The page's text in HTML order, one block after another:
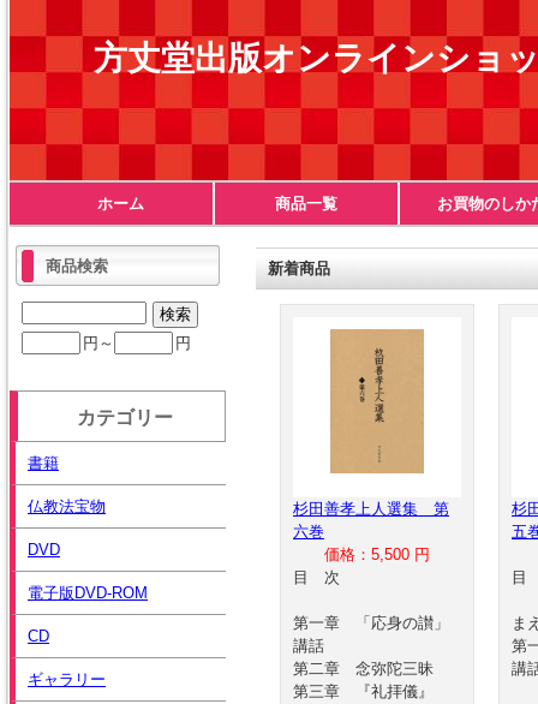
方丈堂出版オンラインショ
ホーム 商品一覧 お買物のしか
新着商品
杉田善孝上人選集 第
六巻
価格：5,500 円
目 次
第一章 「応身の讃」
講話
第二章 念弥陀三昧
第三章 『礼拝儀』
杉
五
ま
第
講
商品検索
円～ 円
カテゴリー
書籍
仏教法宝物
DVD
電子版DVD-ROM
CD
ギャラリー